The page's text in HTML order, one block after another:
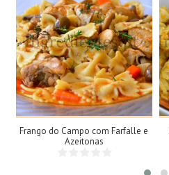
4 Doses
4 Pessoas
60Min
Frango do Campo com Farfalle e
Azeitonas